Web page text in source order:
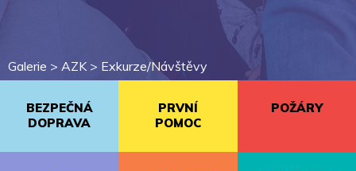
Galerie > AZK> Exkurze/Návštěvy
BEZPEČNÁ
DOPRAVA
PRVNÍ
POMOC
POŽÁRY